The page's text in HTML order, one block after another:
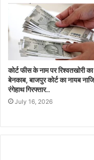
कोर्ट फीस के नाम पर रिश्वतखोरी
बेनकाब, बाजपुर कोर्ट का नायब
रंगेहाथ गिरफ्तार..
July 16, 2026